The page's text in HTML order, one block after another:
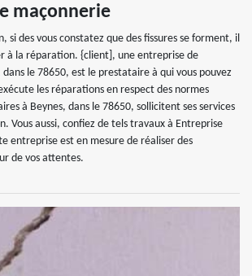
maçonnerie
si des vous constatez que des fissures se forment, il
à la réparation. {client], une entreprise de
le 78650, est le prestataire à qui vous pouvez
les réparations en respect des normes
à Beynes, dans le 78650, sollicitent ses services
Vous aussi, confiez de tels travaux à Entreprise
entreprise est en mesure de réaliser des
de vos attentes.